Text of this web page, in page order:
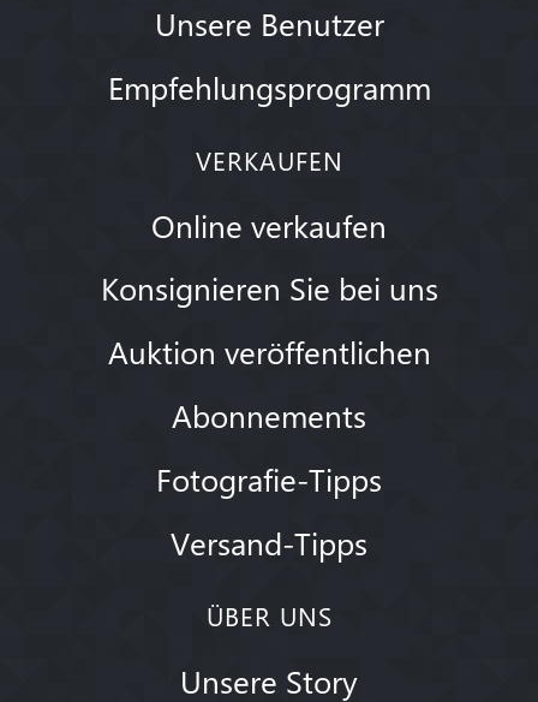
Unsere Benutzer
Empfehlungsprogramm
VERKAUFEN
Online verkaufen
Konsignieren Sie bei uns
Auktion veröffentlichen
Abonnements
Fotografie-Tipps
Versand-Tipps
ÜBER UNS
Unsere Story